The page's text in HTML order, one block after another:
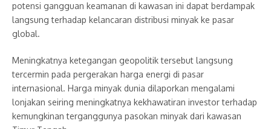
potensi gangguan keamanan di kawasan ini dapat berdampak
langsung terhadap kelancaran distribusi minyak ke pasar
global.
Meningkatnya ketegangan geopolitik tersebut langsung
tercermin pada pergerakan harga energi di pasar
internasional. Harga minyak dunia dilaporkan mengalami
lonjakan seiring meningkatnya kekhawatiran investor terhadap
kemungkinan terganggunya pasokan minyak dari kawasan